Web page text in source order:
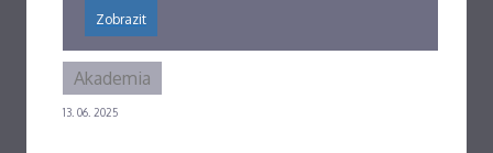
Zobrazit
13. 06. 2025
Akademia